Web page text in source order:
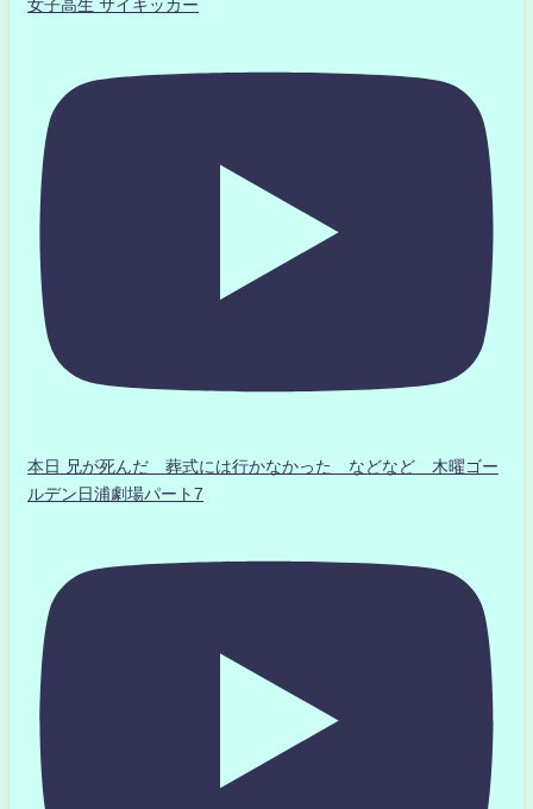
女子高生 サイキッカー
本日 兄が死んだ 葬式には行かなかった などなど 木曜ゴー
ルデン日浦劇場パート7